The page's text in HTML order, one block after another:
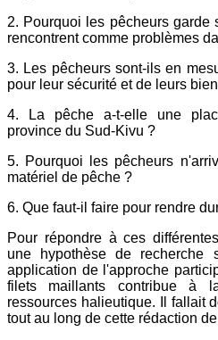
2. Pourquoi les pêcheurs
rencontrent comme problèmes
3. Les pêcheurs sont-ils en
pour leur sécurité et de leurs
4. La pêche a-t-elle une
province du Sud-Kivu ?
5. Pourquoi les pêcheurs
matériel de pêche ?
6. Que faut-il faire pour rendre
Pour répondre à ces
une hypothèse de
application de l'approche
filets maillants contribue à
ressources halieutique. Il fallait
tout au long de cette rédaction